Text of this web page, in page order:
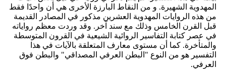
المهدوية الشهيرة. و من النقاط البارزة الأخرى هي أن واحدًا فقط
من هذه الروايات المهدوية العشرين مذكور في المصادر القديمة
قبل القرن الخامس وذلك مع سند آخر. وقد وردت معظم رواياته
في عصر كتابة التفاسير الروائية الشيعية في القرون المتوسطة
والمتأخرة. كما أن مستوى معارف المتعلقة بالآيات في هذا
التفسير هو من النوع "البطن العرفي المصداقي" والبطن فوق
العرفي.